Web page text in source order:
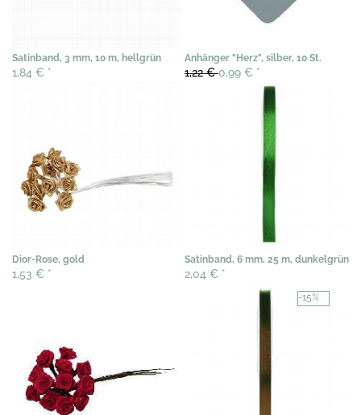
Satinband, 3 mm, 10 m, hellgrün
1,84 € *
Anhänger "Herz", silber, 10 St.
1,22 €0,99 € *
Dior-Rose, gold
1,53 € *
Satinband, 6 mm, 25 m, dunkelgrün
2,04 € *
-15%